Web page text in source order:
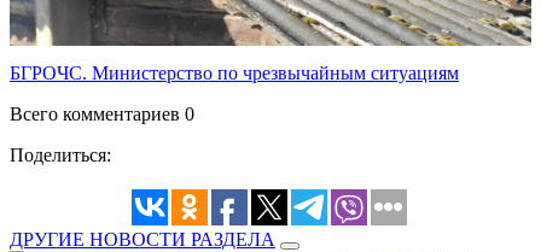
БГРОЧС. Министерство по чрезвычайным ситуациям
Всего комментариев 0
Поделиться:
ДРУГИЕ НОВОСТИ РАЗДЕЛА